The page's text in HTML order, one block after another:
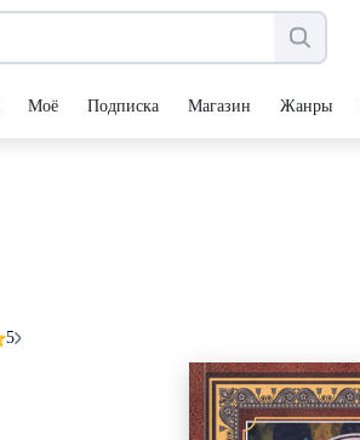
Моё Подписка Магазин Жанры
5